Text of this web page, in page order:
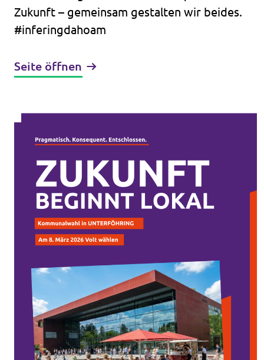
Zukunft – gemeinsam gestalten wir beides.
#inferingdahoam
Seite öffnen